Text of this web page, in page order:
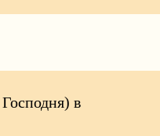
в